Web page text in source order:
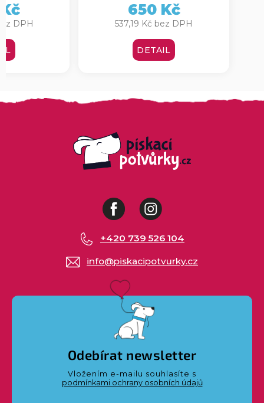
DPH 537,19 Kč bez DPH
650 Kč
DETAIL
FacebookInstagram
info@piskacipotvurky.cz
+420 739 526 104
Odebírat newsletter
Vložením e-mailu souhlasíte s
podmínkami ochrany osobních údajů